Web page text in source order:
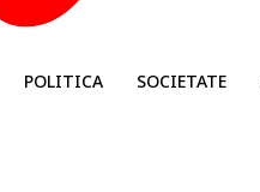
POLITICA SOCIETATE